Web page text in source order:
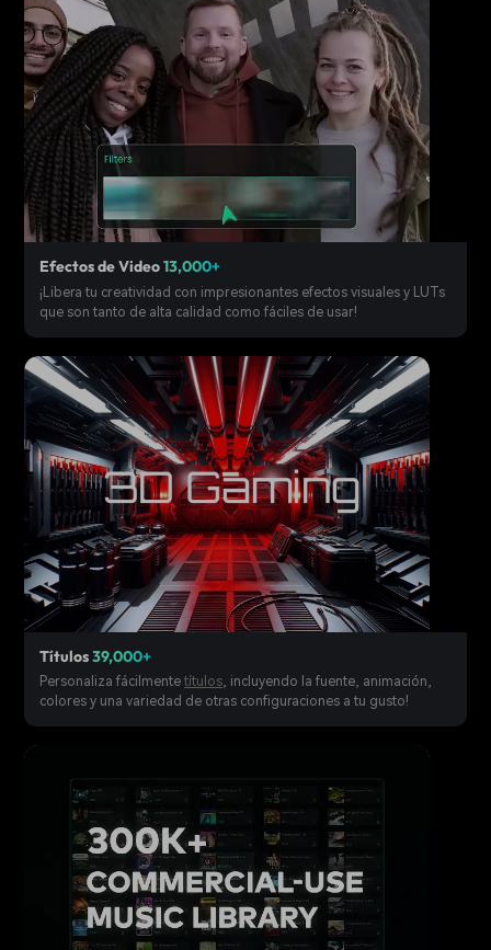
Efectos de Video13,000+
¡Libera tu creatividad con impresionantes efectos visuales y LUTs
que son tanto de alta calidad como fáciles de usar!
Títulos39,000+
Personaliza fácilmente títulos, incluyendo la fuente, animación,
colores y una variedad de otras configuraciones a tu gusto!